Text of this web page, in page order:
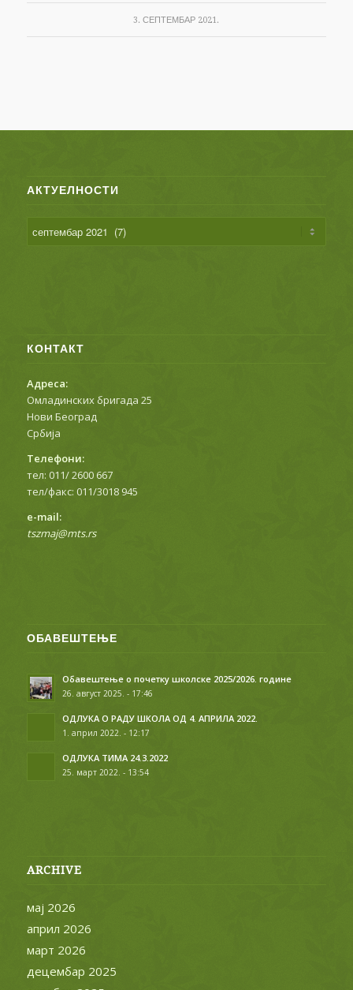
3. СЕПТЕМБАР 2021.
АКТУЕЛНОСТИ
КОНТАКТ
Адреса:
Омладинских бригада 25
Нови Београд
Србија
Телефони:
тел: 011/ 2600 667
тел/факс: 011/3018 945
е-mail:
tszmaj@mts.rs
ОБАВЕШТЕЊЕ
Обавештење о почетку школске 2025/2026. године
26. август 2025. - 17:46
ОДЛУКА О РАДУ ШКОЛА ОД 4. АПРИЛА 2022.
1. април 2022. - 12:17
ОДЛУКА ТИМА 24.3.2022
25. март 2022. - 13:54
ARCHIVE
мај 2026
април 2026
март 2026
децембар 2025